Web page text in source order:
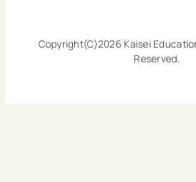
Copyright(C)2026 Kaisei
Reserved.